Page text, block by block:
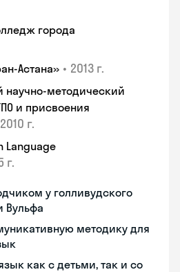
города
Астана» • 2013 г.
научно-методический
и присвоения
2010 г.
Language
г.
у голливудского
Вульфа
методику для
как с детьми, так и со